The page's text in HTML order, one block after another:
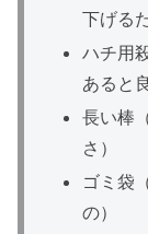
下げる
ハチ用
あると
長い棒
さ）
ゴミ袋
の）